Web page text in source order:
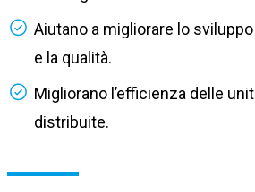
Aiutano a migliorare lo
e la qualità.
Migliorano l’efficienza delle
distribuite.